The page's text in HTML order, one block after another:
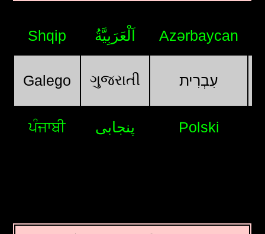
Shqip اَلْعَرَبِيَّةُ Azərbaycan
Galego ગુજરાતી עִבְרִית
ਪੰਜਾਬੀ پنجابی Polski